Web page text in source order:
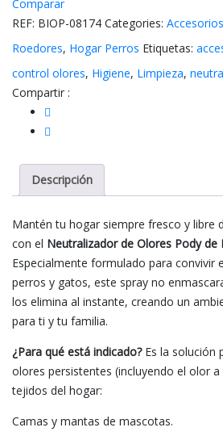
650ml
Comparar
REF: BIOP-08174 Categories:
Roedores, Hogar Perros Etiquetas:
control olores, Higiene, Limpieza,
Compartir :
Descripción
Mantén tu hogar siempre fresco y libre
con el Neutralizador de Olores Pody de
Especialmente formulado para convivir
perros y gatos, este spray no
los elimina al instante, creando un
para ti y tu familia.
¿Para qué está indicado?Es la solución
olores persistentes (incluyendo el olor
tejidos del hogar:
Camas y mantas de mascotas.